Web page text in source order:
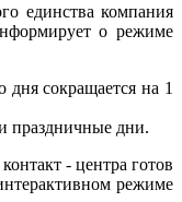
единства компания
о режиме
сокращается на 1
дни.
- центра готов
режиме